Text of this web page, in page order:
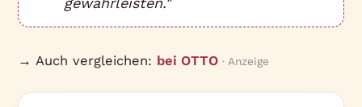
→ Auch vergleichen: bei OTTO · Anzeige